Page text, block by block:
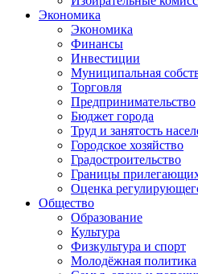
Экономика
Экономика
Финансы
Инвестиции
Муниципальная
Торговля
Предпринимательство
Бюджет города
Труд и занятость
Городское хозяйство
Градостроительство
Границы
Оценка
Общество
Образование
Культура
Физкультура и спорт
Молодёжная политика